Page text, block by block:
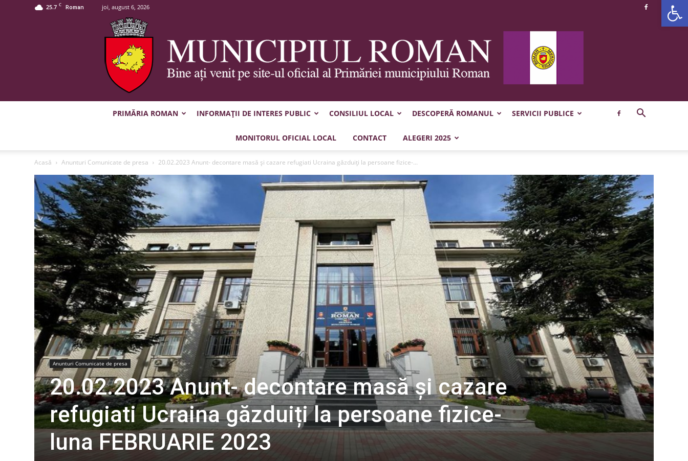
25.7 C Roman joi, august 6, 2026
Municipiul
Roman
PRIMĂRIA ROMAN INFORMAȚII DE INTERES PUBLIC CONSILIUL LOCAL DESCOPERĂ ROMANUL SERVICII PUBLICE
MONITORUL OFICIAL LOCAL CONTACT ALEGERI 2025
Acasă Anunturi Comunicate de presa 20.02.2023 Anunt- decontare masă și cazare refugiati Ucraina găzduiți la persoane fizice-...
Anunturi Comunicate de presa
20.02.2023 Anunt- decontare masă și cazare
refugiati Ucraina găzduiți la persoane fizice-
luna FEBRUARIE 2023